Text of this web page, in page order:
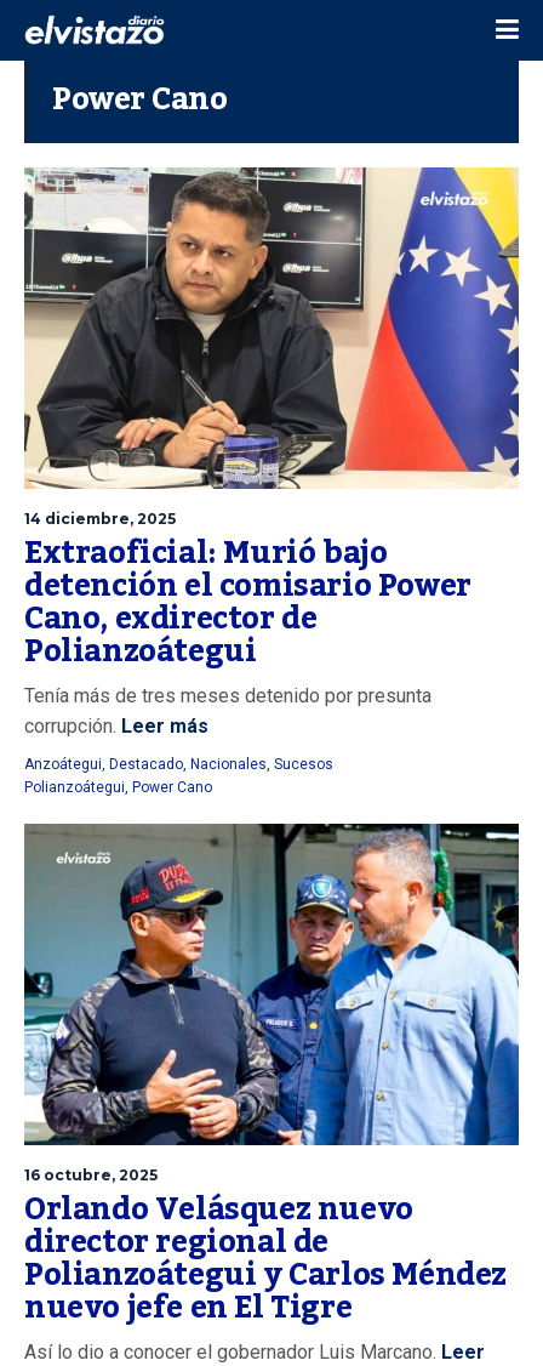
Power Cano
14 diciembre, 2025
Extraoficial: Murió bajo
detención el comisario Power
Cano, exdirector de
Polianzoátegui
Tenía más de tres meses detenido por presunta
corrupción. Leer más
Anzoátegui, Destacado, Nacionales, Sucesos
Polianzoátegui, Power Cano
16 octubre, 2025
Orlando Velásquez nuevo
director regional de
Polianzoátegui y Carlos Méndez
nuevo jefe en El Tigre
Así lo dio a conocer el gobernador Luis Marcano. Leer